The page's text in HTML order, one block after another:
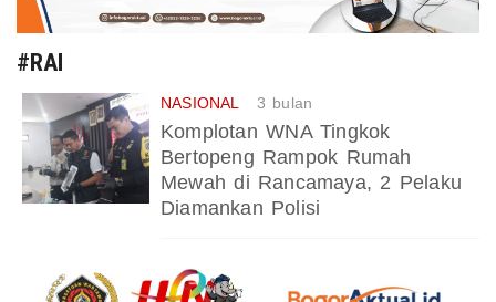
#RAI
NASIONAL 3 bulan
Komplotan WNA Tingkok
Bertopeng Rampok Rumah
Mewah di Rancamaya, 2 Pelaku
Diamankan Polisi